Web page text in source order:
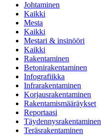
Johtaminen
Kaikki
Mesta
Kaikki
Mestari & insinööri
Kaikki
Rakentaminen
Betonirakentaminen
Infografiikka
Infrarakentaminen
Korjausrakentaminen
Rakentamismääräykset
Reportaasi
Täydennysrakentaminen
Teräsrakentaminen